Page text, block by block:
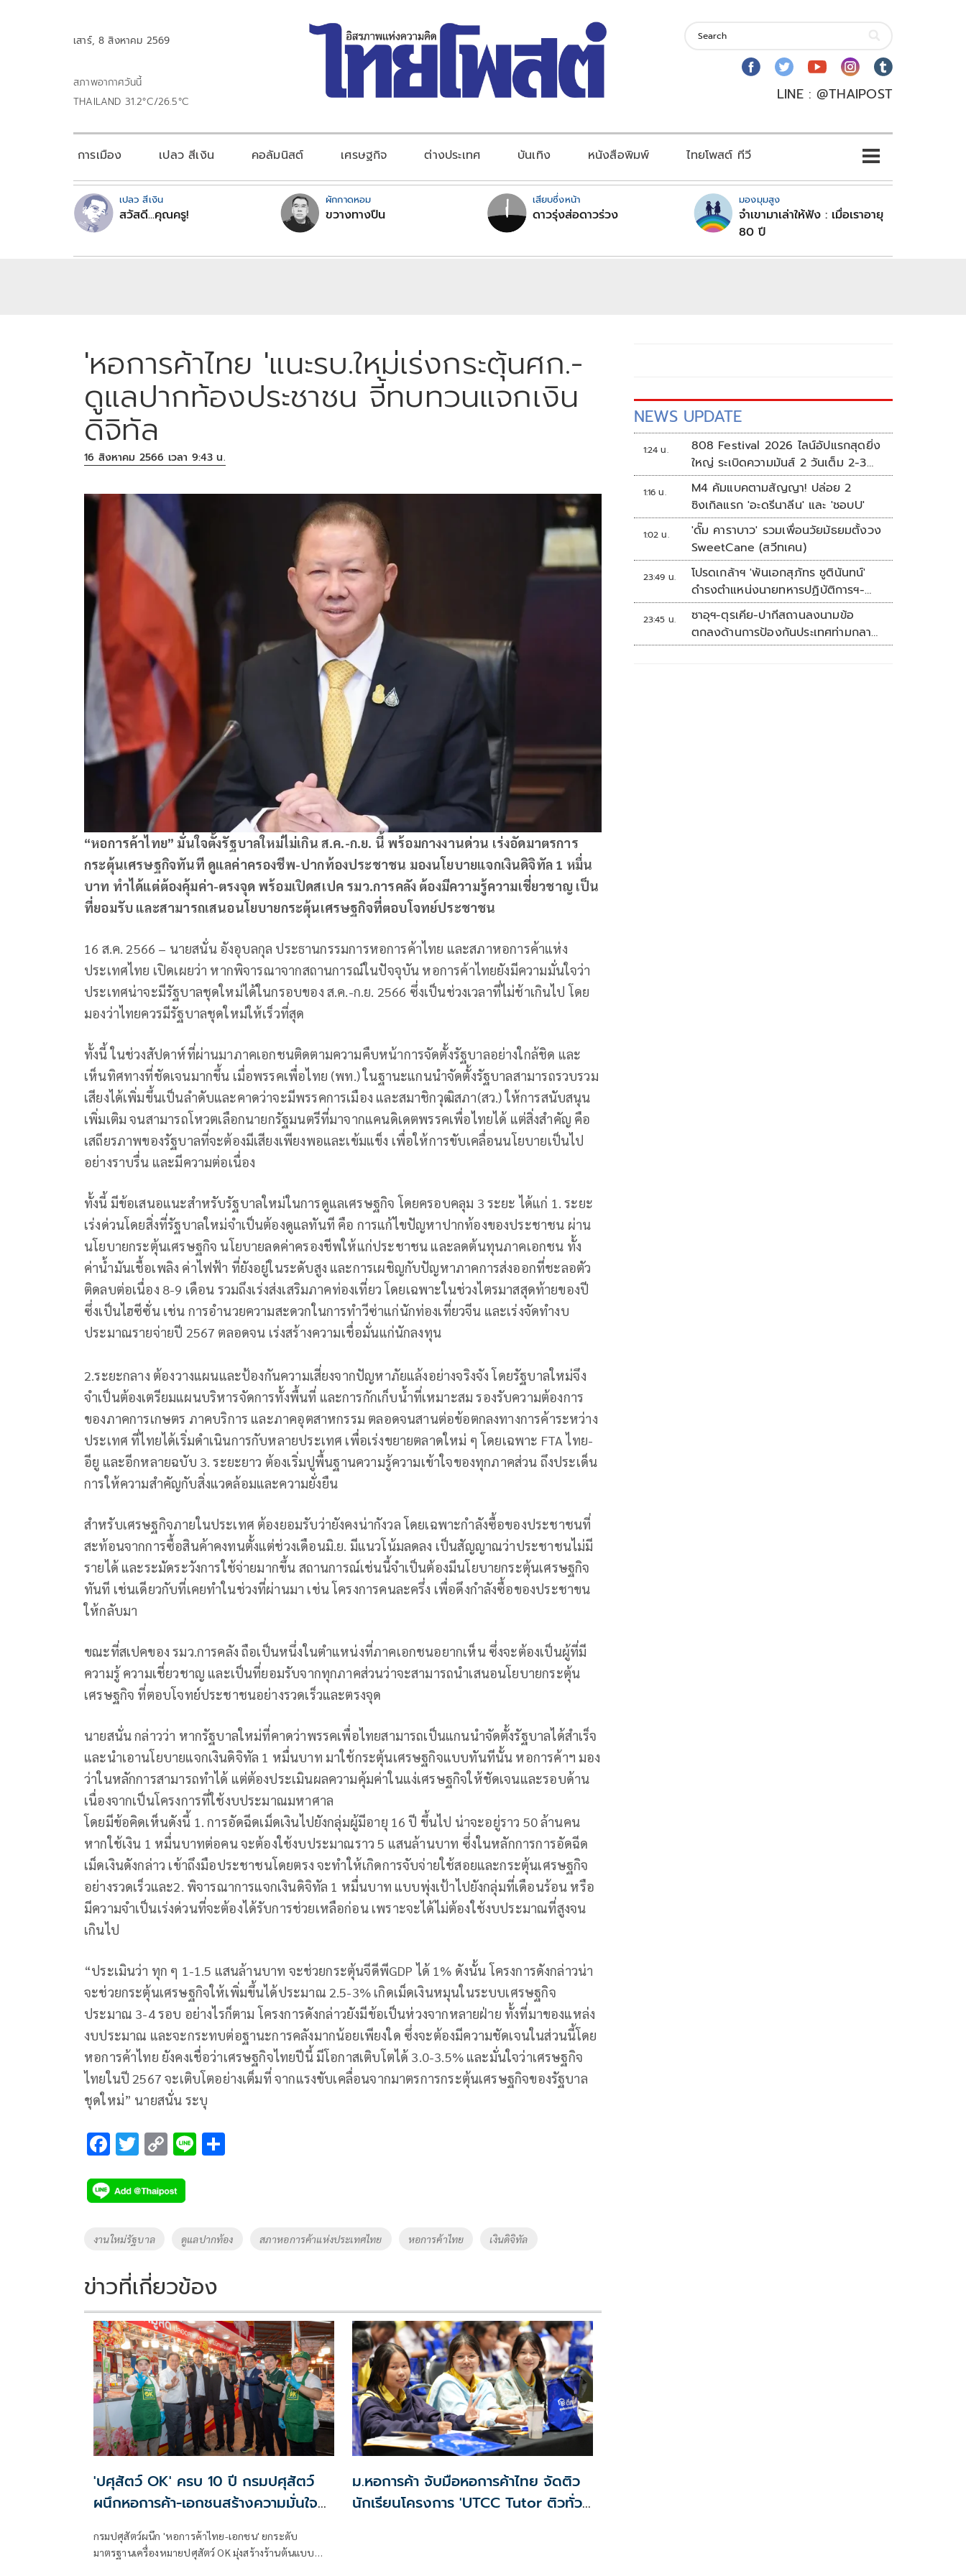
เสาร์, 8 สิงหาคม 2569
สภาพอากาศวันนี้
THAILAND 31.2°C/26.5°C
LINE : @THAIPOST
การเมือง เปลว สีเงิน คอลัมนิสต์ เศรษฐกิจ ต่างประเทศ บันเทิง หนังสือพิมพ์ ไทยโพสต์ ทีวี
เปลว สีเงิน
สวัสดี...คุณครู!
ผักกาดหอม
ขวางทางปืน
เสียบซึ่งหน้า
ดาวรุ่งส่อดาวร่วง
มองมุมสูง
จำเขามาเล่าให้ฟัง : เมื่อเราอายุ
80 ปี
'หอการค้าไทย 'แนะรบ.ใหม่เร่งกระตุ้นศก.-
ดูแลปากท้องประชาชน จี้ทบทวนแจกเงิน
ดิจิทัล
16 สิงหาคม 2566 เวลา 9:43 น.
“หอการค้าไทย” มั่นใจตั้งรัฐบาลใหม่ไม่เกิน ส.ค.-ก.ย. นี้ พร้อมกางงานด่วน เร่งอัดมาตรการ
กระตุ้นเศรษฐกิจทันที ดูแลค่าครองชีพ-ปากท้องประชาชน มองนโยบายแจกเงินดิจิทัล 1 หมื่น
บาท ทำได้แต่ต้องคุ้มค่า-ตรงจุด พร้อมเปิดสเปค รมว.การคลัง ต้องมีความรู้ความเชี่ยวชาญ เป็น
ที่ยอมรับ และสามารถเสนอนโยบายกระตุ้นเศรษฐกิจที่ตอบโจทย์ประชาชน
16 ส.ค. 2566 – นายสนั่น อังอุบลกุล ประธานกรรมการหอการค้าไทย และสภาหอการค้าแห่ง
ประเทศไทย เปิดเผยว่า หากพิจารณาจากสถานการณ์ในปัจจุบัน หอการค้าไทยยังมีความมั่นใจว่า
ประเทศน่าจะมีรัฐบาลชุดใหม่ได้ในกรอบของ ส.ค.-ก.ย. 2566 ซึ่งเป็นช่วงเวลาที่ไม่ช้าเกินไป โดย
มองว่าไทยควรมีรัฐบาลชุดใหม่ให้เร็วที่สุด
ทั้งนี้ ในช่วงสัปดาห์ที่ผ่านมาภาคเอกชนติดตามความคืบหน้าการจัดตั้งรัฐบาลอย่างใกล้ชิด และ
เห็นทิศทางที่ชัดเจนมากขึ้น เมื่อพรรคเพื่อไทย (พท.) ในฐานะแกนนำจัดตั้งรัฐบาลสามารถรวบรวม
เสียงได้เพิ่มขึ้นเป็นลำดับและคาดว่าจะมีพรรคการเมือง และสมาชิกวุฒิสภา(สว.) ให้การสนับสนุน
เพิ่มเติม จนสามารถโหวตเลือกนายกรัฐมนตรีที่มาจากแคนดิเดตพรรคเพื่อไทยได้ แต่สิ่งสำคัญ คือ
เสถียรภาพของรัฐบาลที่จะต้องมีเสียงเพียงพอและเข้มแข็ง เพื่อให้การขับเคลื่อนนโยบายเป็นไป
อย่างราบรื่น และมีความต่อเนื่อง
ทั้งนี้ มีข้อเสนอแนะสำหรับรัฐบาลใหม่ในการดูแลเศรษฐกิจ โดยครอบคลุม 3 ระยะ ได้แก่ 1. ระยะ
เร่งด่วนโดยสิ่งที่รัฐบาลใหม่จำเป็นต้องดูแลทันที คือ การแก้ไขปัญหาปากท้องของประชาชน ผ่าน
นโยบายกระตุ้นเศรษฐกิจ นโยบายลดค่าครองชีพให้แก่ประชาชน และลดต้นทุนภาคเอกชน ทั้ง
ค่าน้ำมันเชื้อเพลิง ค่าไฟฟ้า ที่ยังอยู่ในระดับสูง และการเผชิญกับปัญหาภาคการส่งออกที่ชะลอตัว
ติดลบต่อเนื่อง 8-9 เดือน รวมถึงเร่งส่งเสริมภาคท่องเที่ยว โดยเฉพาะในช่วงไตรมาสสุดท้ายของปี
ซึ่งเป็นไฮซีซั่น เช่น การอำนวยความสะดวกในการทำวีซ่าแก่นักท่องเที่ยวจีน และเร่งจัดทำงบ
ประมาณรายจ่ายปี 2567 ตลอดจน เร่งสร้างความเชื่อมั่นแก่นักลงทุน
2.ระยะกลาง ต้องวางแผนและป้องกันความเสี่ยงจากปัญหาภัยแล้งอย่างจริงจัง โดยรัฐบาลใหม่จึง
จำเป็นต้องเตรียมแผนบริหารจัดการทั้งพื้นที่ และการกักเก็บน้ำที่เหมาะสม รองรับความต้องการ
ของภาคการเกษตร ภาคบริการ และภาคอุตสาหกรรม ตลอดจนสานต่อข้อตกลงทางการค้าระหว่าง
ประเทศ ที่ไทยได้เริ่มดำเนินการกับหลายประเทศ เพื่อเร่งขยายตลาดใหม่ ๆ โดยเฉพาะ FTA ไทย-
อียู และอีกหลายฉบับ 3. ระยะยาว ต้องเริ่มปูพื้นฐานความรู้ความเข้าใจของทุกภาคส่วน ถึงประเด็น
การให้ความสำคัญกับสิ่งแวดล้อมและความยั่งยืน
สำหรับเศรษฐกิจภายในประเทศ ต้องยอมรับว่ายังคงน่ากังวล โดยเฉพาะกำลังซื้อของประชาชนที่
สะท้อนจากการซื้อสินค้าคงทนตั้งแต่ช่วงเดือนมิ.ย. มีแนวโน้มลดลง เป็นสัญญาณว่าประชาชนไม่มี
รายได้ และระมัดระวังการใช้จ่ายมากขึ้น สถานการณ์เช่นนี้จำเป็นต้องมีนโยบายกระตุ้นเศรษฐกิจ
ทันที เช่นเดียวกับที่เคยทำในช่วงที่ผ่านมา เช่น โครงการคนละครึ่ง เพื่อดึงกำลังซื้อของประชาขน
ให้กลับมา
ขณะที่สเปคของ รมว.การคลัง ถือเป็นหนึ่งในตำแหน่งที่ภาคเอกชนอยากเห็น ซึ่งจะต้องเป็นผู้ที่มี
ความรู้ ความเชี่ยวชาญ และเป็นที่ยอมรับจากทุกภาคส่วนว่าจะสามารถนำเสนอนโยบายกระตุ้น
เศรษฐกิจ ที่ตอบโจทย์ประชาชนอย่างรวดเร็วและตรงจุด
นายสนั่น กล่าวว่า หากรัฐบาลใหม่ที่คาดว่าพรรคเพื่อไทยสามารถเป็นแกนนำจัดตั้งรัฐบาลได้สำเร็จ
และนำเอานโยบายแจกเงินดิจิทัล 1 หมื่นบาท มาใช้กระตุ้นเศรษฐกิจแบบทันทีนั้น หอการค้าฯ มอง
ว่าในหลักการสามารถทำได้ แต่ต้องประเมินผลความคุ้มค่าในแง่เศรษฐกิจให้ชัดเจนและรอบด้าน
เนื่องจากเป็นโครงการที่ใช้งบประมาณมหาศาล
โดยมีข้อคิดเห็นดังนี้ 1. การอัดฉีดเม็ดเงินไปยังกลุ่มผู้มีอายุ 16 ปี ขึ้นไป น่าจะอยู่ราว 50 ล้านคน
หากใช้เงิน 1 หมื่นบาทต่อคน จะต้องใช้งบประมาณราว 5 แสนล้านบาท ซึ่งในหลักการการอัดฉีด
เม็ดเงินดังกล่าว เข้าถึงมือประชาชนโดยตรง จะทำให้เกิดการจับจ่ายใช้สอยและกระตุ้นเศรษฐกิจ
อย่างรวดเร็วและ2. พิจารณาการแจกเงินดิจิทัล 1 หมื่นบาท แบบพุ่งเป้าไปยังกลุ่มที่เดือนร้อน หรือ
มีความจำเป็นเร่งด่วนที่จะต้องได้รับการช่วยเหลือก่อน เพราะจะได้ไม่ต้องใช้งบประมาณที่สูงจน
เกินไป
“ประเมินว่า ทุก ๆ 1-1.5 แสนล้านบาท จะช่วยกระตุ้นจีดีพีGDP ได้ 1% ดังนั้น โครงการดังกล่าวน่า
จะช่วยกระตุ้นเศรษฐกิจให้เพิ่มขึ้นได้ประมาณ 2.5-3% เกิดเม็ดเงินหมุนในระบบเศรษฐกิจ
ประมาณ 3-4 รอบ อย่างไรก็ตาม โครงการดังกล่าวยังมีข้อเป็นห่วงจากหลายฝ่าย ทั้งที่มาของแหล่ง
งบประมาณ และจะกระทบต่อฐานะการคลังมากน้อยเพียงใด ซึ่งจะต้องมีความชัดเจนในส่วนนี้โดย
หอการค้าไทย ยังคงเชื่อว่าเศรษฐกิจไทยปีนี้ มีโอกาสเติบโตได้ 3.0-3.5% และมั่นใจว่าเศรษฐกิจ
ไทยในปี 2567 จะเติบโตอย่างเต็มที่ จากแรงขับเคลื่อนจากมาตรการกระตุ้นเศรษฐกิจของรัฐบาล
ชุดใหม่” นายสนั่น ระบุ
F
e
b
o
k
T
tt
er
C
p
y
Li
k
Li
Tags
งานใหม่รัฐบาล ดูแลปากท้อง สภาหอการค้าแห่งประเทศไทย หอการค้าไทย เงินดิจิทัล
ข่าวที่เกี่ยวข้อง
'ปศุสัตว์ OK' ครบ 10 ปี กรมปศุสัตว์
ผนึกหอการค้า-เอกชนสร้างความมั่นใจ
กรมปศุสัตว์ผนึก 'หอการค้าไทย-เอกชน' ยกระดับ
มาตรฐานเครื่องหมายปศุสัตว์ OK มุ่งสร้างร้านต้นแบบ
ม.หอการค้า จับมือหอการค้าไทย จัดติว
นักเรียนโครงการ 'UTCC Tutor ติวทั่ว
NEWS UPDATE
1:24 น.
808 Festival 2026 ไลน์อัปแรกสุดยิ่ง
ใหญ่ ระเบิดความมันส์ 2 วันเต็ม 2-3
ต.ค.นี้
1:16 น.
M4 คัมแบคตามสัญญา! ปล่อย 2
ซิงเกิลแรก 'อะดรีนาลีน' และ 'ชอบU'
1:02 น.
'ดั๊ม คาราบาว' รวมเพื่อนวัยมัธยมตั้งวง
SweetCane (สวีทเคน)
23:49 น.
โปรดเกล้าฯ 'พันเอกสุภัทร ชูตินันทน์'
ดำรงตำแหน่งนายทหารปฏิบัติการฯ-
พระราชทานยศ 'พลตรี'
23:45 น.
ซาอุฯ-ตุรเคีย-ปากีสถานลงนามข้อ
ตกลงด้านการป้องกันประเทศท่ามกลาง
สงครามในภูมิภาค